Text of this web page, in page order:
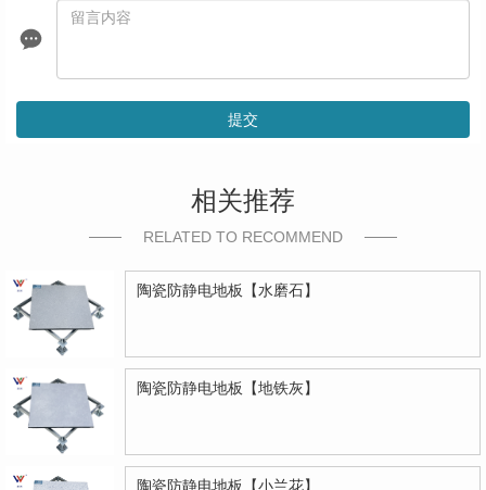
提交
相关推荐
RELATED TO RECOMMEND
陶瓷防静电地板【水磨石】
陶瓷防静电地板【地铁灰】
陶瓷防静电地板【小兰花】